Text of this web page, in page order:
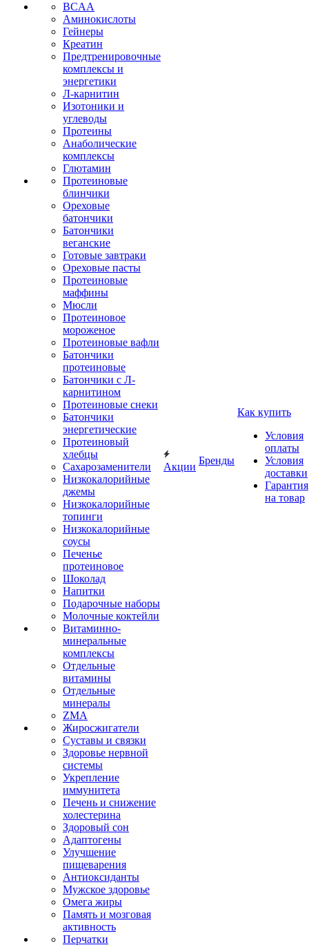
BCAA
Аминокислоты
Гейнеры
Креатин
Предтренировочные
комплексы и
энергетики
Л-карнитин
Изотоники и
углеводы
Протеины
Анаболические
комплексы
Глютамин
Протеиновые
блинчики
Ореховые
батончики
Батончики
веганские
Готовые завтраки
Ореховые пасты
Протеиновые
маффины
Мюсли
Протеиновое
мороженое
Протеиновые вафли
Батончики
протеиновые
Батончики с Л-
карнитином
Протеиновые снеки
Батончики
энергетические
Протеиновый
хлебцы
Сахарозаменители
Низкокалорийные
джемы
Низкокалорийные
топинги
Низкокалорийные
соусы
Печенье
протеиновое
Шоколад
Напитки
Подарочные наборы
Молочные коктейли
Витаминно-
минеральные
комплексы
Отдельные
витамины
Отдельные
минералы
ZMA
Жиросжигатели
Суставы и связки
Здоровье нервной
системы
Укрепление
иммунитета
Печень и снижение
холестерина
Здоровый сон
Адаптогены
Улучшение
пищеварения
Антиоксиданты
Мужское здоровье
Омега жиры
Память и мозговая
активность
Перчатки
Акции
Бренды
Как купить
Условия
оплаты
Условия
доставки
Гарантия
на товар